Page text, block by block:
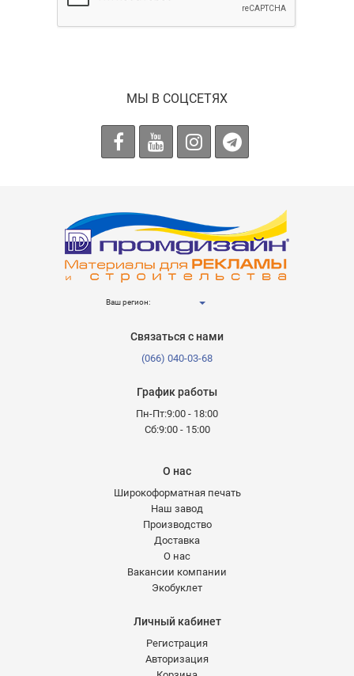
МЫ В СОЦСЕТЯХ
Ваш регион:
Связаться с нами
(066) 040-03-68
График работы
Пн-Пт:9:00 - 18:00
Сб:9:00 - 15:00
О нас
Широкоформатная печать
Наш завод
Производство
Доставка
О нас
Вакансии компании
Экобуклет
Личный кабинет
Регистрация
Авторизация